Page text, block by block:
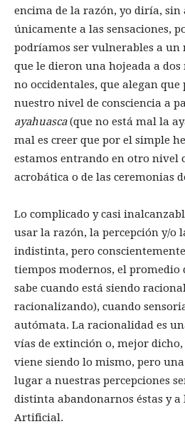
encima de la razón, yo diría, sin
únicamente a las sensaciones,
podríamos ser vulnerables a un
que le dieron una hojeada a
no occidentales, que alegan que
nuestro nivel de consciencia a
ayahuasca(que no está mal la
mal es creer que por el simple
estamos entrando en otro nivel
acrobática o de las ceremonias
Lo complicado y casi
usar la razón, la percepción y/o
indistinta, pero
tiempos modernos, el promedio
sabe cuando está siendo
racionalizando), cuando
autómata. La racionalidad es
vías de extinción o, mejor
viene siendo lo mismo, pero
lugar a nuestras percepciones
distinta abandonarnos éstas y
Artificial.